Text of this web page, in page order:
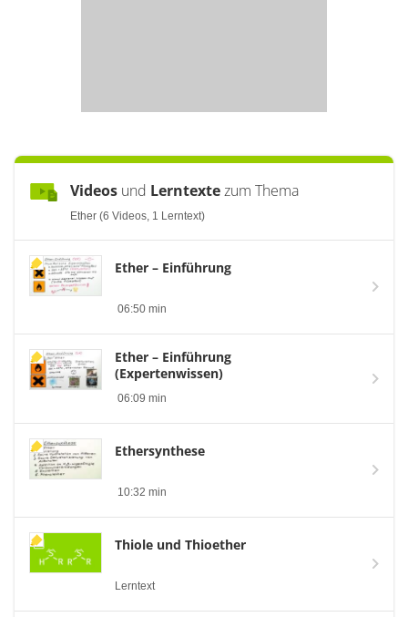
Videos und Lerntextezum Thema
Ether (6 Videos, 1 Lerntext)
Ether – Einführung
06:50 min
Ether – Einführung
(Expertenwissen)
06:09 min
Ethersynthese
10:32 min
Thiole und Thioether
Lerntext